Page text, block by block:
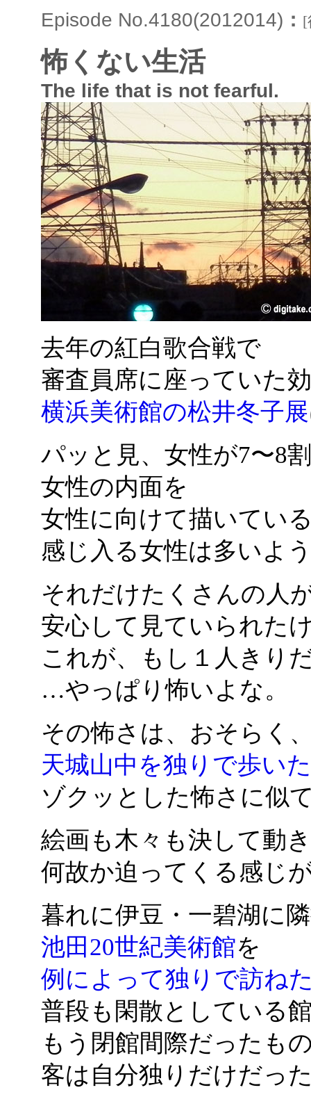
Episode No.4180(2012014) ： [
怖くない生活
The life that is not fearful.
去年の紅白歌合戦で
審査員席に座っていた
横浜美術館の松井冬子展
パッと見、女性が7〜8
女性の内面を
女性に向けて描いてい
感じ入る女性は多いよ
それだけたくさんの人
安心して見ていられた
これが、もし１人きり
…やっぱり怖いよな。
その怖さは、おそらく
天城山中を独りで歩いた
ゾクッとした怖さに似
絵画も木々も決して動
何故か迫ってくる感じ
暮れに伊豆・一碧湖に
池田20世紀美術館を
例によって独りで訪ね
普段も閑散としている
もう閉館間際だったも
客は自分独りだけだっ